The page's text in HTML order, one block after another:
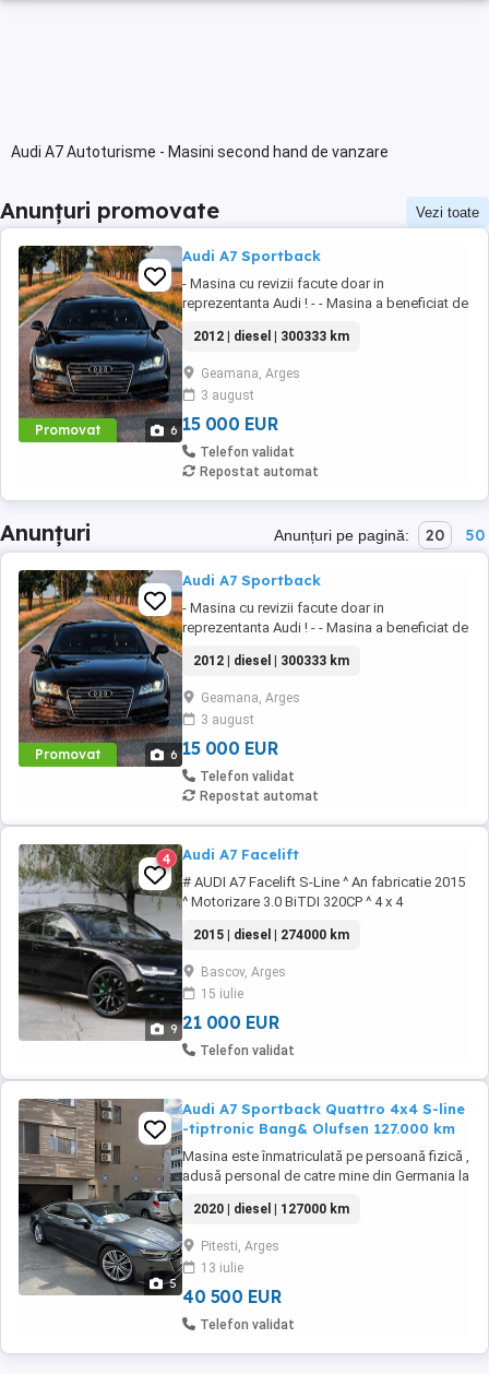
Audi A7 Autoturisme - Masini second hand de vanzare
Anunțuri promovate Vezi toate
Promovat 6
Audi A7 Sportback
- Masina cu revizii facute doar in
reprezentanta Audi ! - - Masina a beneficiat de
V6 (BiTurbo) Putere: 313 CP (230 kW) - 650nm
Transmisie: Integrală permanentă (Quattro-
Torsen) Normă poluare: Euro 5 Culoare
exterioară - Albastru (Moonlight Blue Metallic)
Volan ...
2012 | diesel | 300333 km
Geamana, Arges
3 august
15 000 EUR
Telefon validat
Repostat automat
Anunțuri Anunțuri pe pagină: 20 50
Promovat 6
Audi A7 Sportback
- Masina cu revizii facute doar in
reprezentanta Audi ! - - Masina a beneficiat de
V6 (BiTurbo) Putere: 313 CP (230 kW) - 650nm
Transmisie: Integrală permanentă (Quattro-
Torsen) Normă poluare: Euro 5 Culoare
exterioară - Albastru (Moonlight Blue Metallic)
Volan ...
2012 | diesel | 300333 km
Geamana, Arges
3 august
15 000 EUR
Telefon validat
Repostat automat
9
4 Audi A7 Facelift
# AUDI A7 Facelift S-Line ^ An fabricatie 2015
^ Motorizare 3.0 BiTDI 320CP ^ 4 x 4
Proprietar ^ 274.000 km - Istoric service #
Gama de dotari ce se remarca prin : Soft
Close usi Asistenta la franarea de urgenta
Asistenta camera faza scurta lunga ...
2015 | diesel | 274000 km
Bascov, Arges
15 iulie
21 000 EUR
Telefon validat
5
Audi A7 Sportback Quattro 4x4 S-line
-tiptronic Bang& Olufsen 127.000 km
Masina este înmatriculată pe persoană fizică ,
adusă personal de catre mine din Germania la
2024- masina are 17000 de km pe Romania
parcurși 90% pe autostrada Bucuresti-Pitesti -
are doua schimburi de ulei si filtre făcute.
Masina este exclusiv ținută in GARAJ! Nu ...
2020 | diesel | 127000 km
Pitesti, Arges
13 iulie
40 500 EUR
Telefon validat